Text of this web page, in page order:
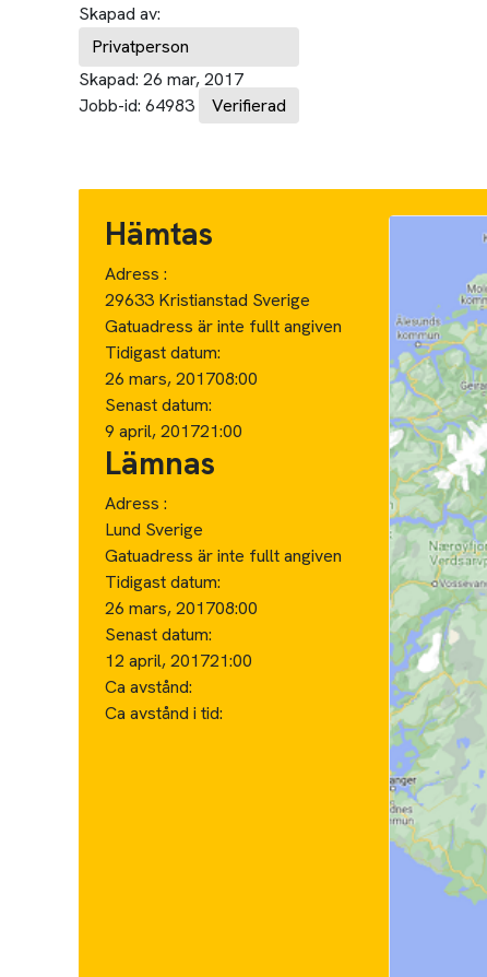
Skapad av:
Privatperson
Skapad: 26 mar, 2017
Jobb-id: 64983 Verifierad
Hämtas
Adress :
29633 Kristianstad Sverige
Gatuadress är inte fullt angiven
Tidigast datum:
26 mars, 201708:00
Senast datum:
9 april, 201721:00
Lämnas
Adress :
Lund Sverige
Gatuadress är inte fullt angiven
Tidigast datum:
26 mars, 201708:00
Senast datum:
12 april, 201721:00
Ca avstånd:
Ca avstånd i tid: